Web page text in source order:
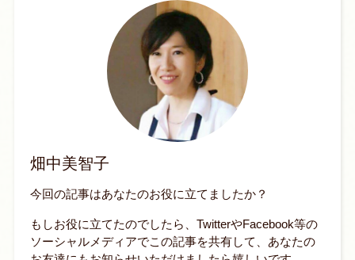
畑中美智子
今回の記事はあなたのお役に立てましたか？
もしお役に立てたのでしたら、TwitterやFacebook等の
ソーシャルメディアでこの記事を共有して、あなたの